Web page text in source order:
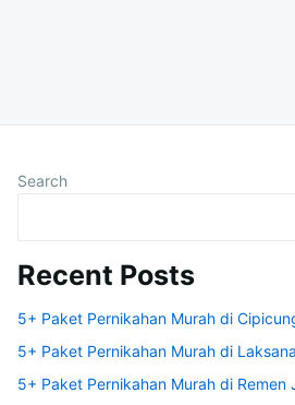
Search
Recent Posts
5+ Paket Pernikahan Murah di
5+ Paket Pernikahan Murah di
5+ Paket Pernikahan Murah di Remen